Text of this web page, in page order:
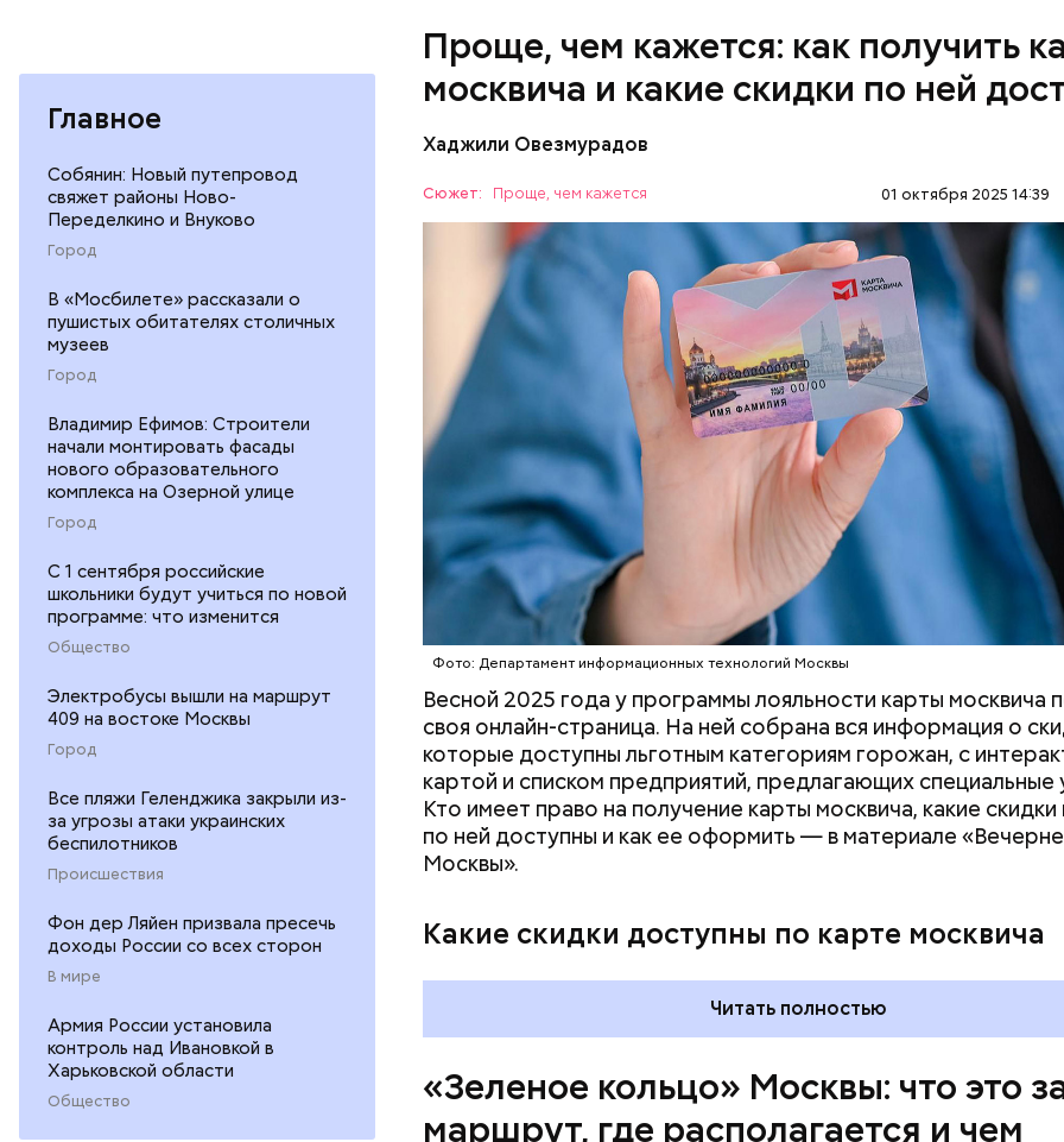
Главное
Собянин: Новый путепровод
свяжет районы Ново-
Переделкино и Внуково
Город
В «Мосбилете» рассказали о
пушистых обитателях столичных
музеев
Город
Владимир Ефимов: Строители
начали монтировать фасады
нового образовательного
комплекса на Озерной улице
Город
С 1 сентября российские
школьники будут учиться по новой
программе: что изменится
Общество
Электробусы вышли на маршрут
409 на востоке Москвы
Город
Все пляжи Геленджика закрыли из-
за угрозы атаки украинских
беспилотников
Происшествия
Фон дер Ляйен призвала пресечь
доходы России со всех сторон
В мире
Армия России установила
контроль над Ивановкой в
Харьковской области
Общество
Проще, чем кажется: как получить
москвича и какие скидки по ней
Хаджили Овезмурадов
Сюжет: Проще, чем кажется 01 октября 2025 14:39
Фото: Департамент информационных технологий Москвы
Весной 2025 года у программы лояльности карты москвича
своя онлайн-страница. На ней собрана вся информация о
которые доступны льготным категориям горожан, с
картой и списком предприятий, предлагающих специальные
Кто имеет право на получение карты москвича, какие скидки
по ней доступны и как ее оформить — в материале
Москвы».
Какие скидки доступны по карте москвича
Скидки по карте москвича доступны в следующих
Читать полностью
ПОРТАЛ MOS.RU МОСКВА ЛЬГОТЫ
«Зеленое кольцо» Москвы: что это
маршрут, где располагается и чем
— На сегодняшний день уже готово более 50 процентов
веломаршрута, то есть около 71 километра. В 2023 году его
— от Тимирязевского парка до Лосиного Острова за счет
велополос на улицах между парками. Таким образом, уже
участки от метро «Профсоюзная» до Лосиного Острова.
реализована в пяти округах города, подчеркнули в ЦОДД: